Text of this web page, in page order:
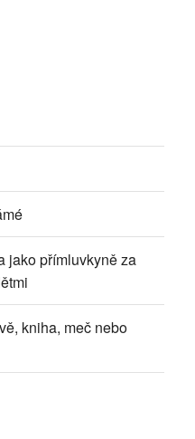
jako přímluvkyně za
kniha, meč nebo